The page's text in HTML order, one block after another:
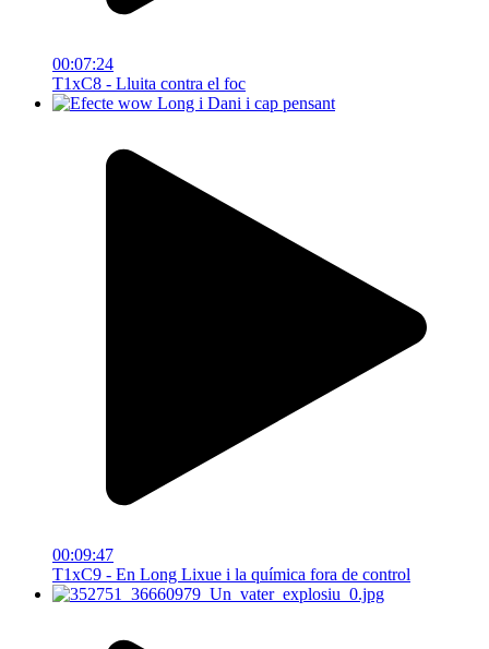
00:07:24
T1xC8 - Lluita contra el foc
00:09:47
T1xC9 - En Long Lixue i la química fora de control